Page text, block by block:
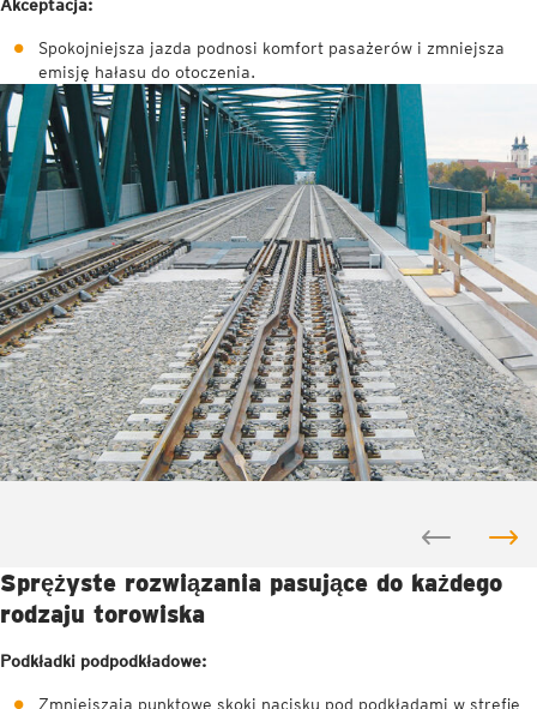
Akceptacja:
Spokojniejsza jazda podnosi komfort pasażerów i zmniejsza
emisję hałasu do otoczenia.
Sprężyste rozwiązania pasujące do każdego
rodzaju torowiska
Podkładki podpodkładowe:
Zmniejszają punktowe skoki nacisku pod podkładami w strefie